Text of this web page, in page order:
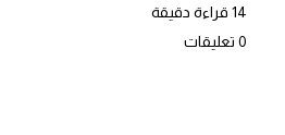
14 قراءة دقيقة
0 تعليقات